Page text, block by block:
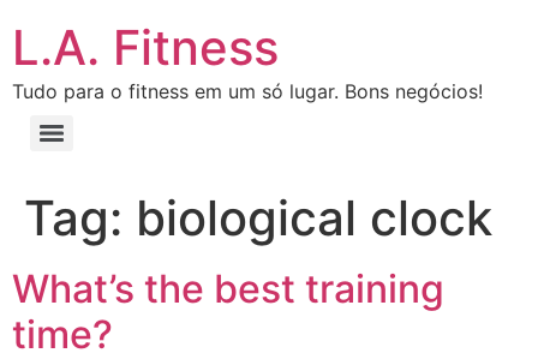
L.A. Fitness
Tudo para o fitness em um só lugar. Bons negócios!
Tag: biological clock
What’s the best training
time?